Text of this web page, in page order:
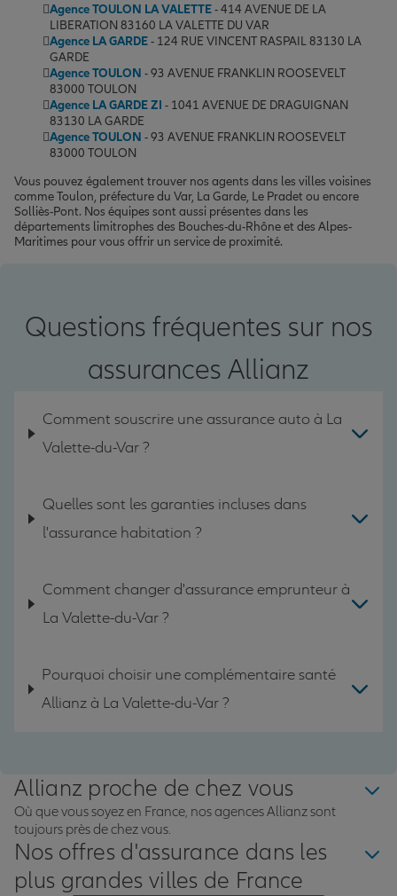
Agence TOULON LA VALETTE- 414 AVENUE DE LA
LIBERATION 83160 LA VALETTE DU VAR
Agence LA GARDE- 124 RUE VINCENT RASPAIL 83130 LA
GARDE
Agence TOULON - 93 AVENUE FRANKLIN ROOSEVELT
83000 TOULON
Agence LA GARDE ZI - 1041 AVENUE DE DRAGUIGNAN
83130 LA GARDE
Agence TOULON - 93 AVENUE FRANKLIN ROOSEVELT
83000 TOULON
Vous pouvez également trouver nos agents dans les villes voisines
comme Toulon, préfecture du Var, La Garde, Le Pradet ou encore
Solliès-Pont. Nos équipes sont aussi présentes dans les
départements limitrophes des Bouches-du-Rhône et des Alpes-
Maritimes pour vous offrir un service de proximité.
Questions fréquentes sur nos
assurances Allianz
Comment souscrire une assurance auto à La
Valette-du-Var ?
Quelles sont les garanties incluses dans
l'assurance habitation ?
Comment changer d'assurance emprunteur à
La Valette-du-Var ?
Pourquoi choisir une complémentaire santé
Allianz à La Valette-du-Var ?
Allianz proche de chez vous
Où que vous soyez en France, nos agences Allianz sont
toujours près de chez vous.
Nos offres d'assurance dans les
plus grandes villes de France